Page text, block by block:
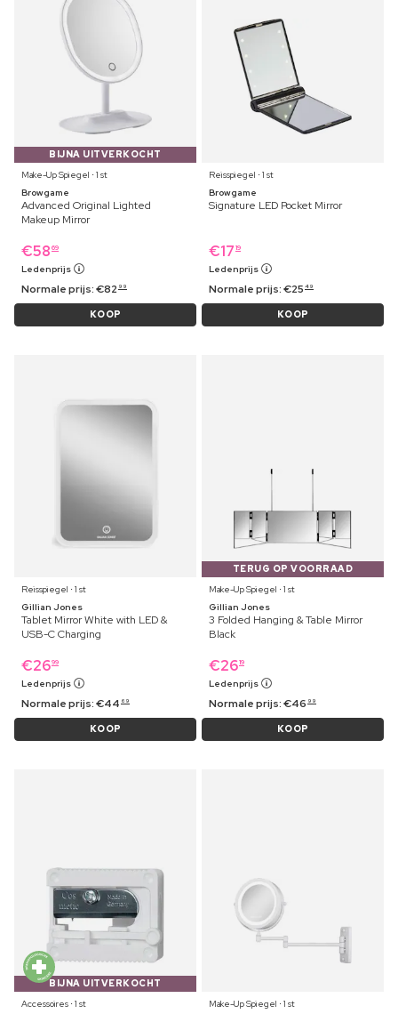
BIJNA UITVERKOCHT
Make-Up Spiegel ⋅ 1 st
Browgame
Advanced Original Lighted
Makeup Mirror
€58 69
Ledenprijs
Normale prijs:€82 99
KOOP
Reisspiegel ⋅ 1 st
Browgame
Signature LED Pocket Mirror
€17 19
Ledenprijs
Normale prijs:€25 49
KOOP
Reisspiegel ⋅ 1 st
Gillian Jones
Tablet Mirror White with LED &
USB-C Charging
€2699
Ledenprijs
Normale prijs:€44 69
KOOP
TERUG OP VOORRAAD
Make-Up Spiegel ⋅ 1 st
Gillian Jones
3 Folded Hanging & Table Mirror
Black
€2619
Ledenprijs
Normale prijs:€46 99
KOOP
BIJNA UITVERKOCHT
Accessoires ⋅ 1 st
Make-Up Spiegel ⋅ 1 st